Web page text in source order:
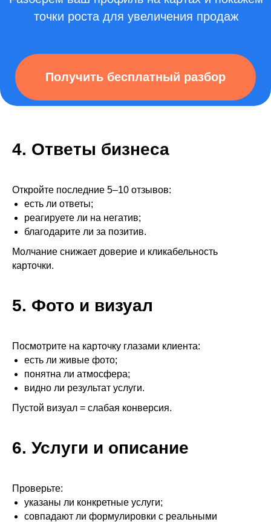
4. Ответы бизнеса
Откройте последние 5–10 отзывов:
есть ли ответы;
реагируете ли на негатив;
благодарите ли за позитив.
Молчание снижает доверие и кликабельность
карточки.
5. Фото и визуал
Посмотрите на карточку глазами клиента:
есть ли живые фото;
понятна ли атмосфера;
видно ли результат услуги.
Пустой визуал = слабая конверсия.
6. Услуги и описание
Проверьте:
указаны ли конкретные услуги;
совпадают ли формулировки с реальными
Запишитесь набесплатный
разбор и узнаете
2. Вашиточки роста по выходу в ТОП
3. Кто ваши реальные конкуренты и
4.Как повысить рейтинг